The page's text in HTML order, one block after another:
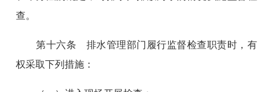
查。
第十六条 排水管理部门履行监督检查职责时，有
权采取下列措施：